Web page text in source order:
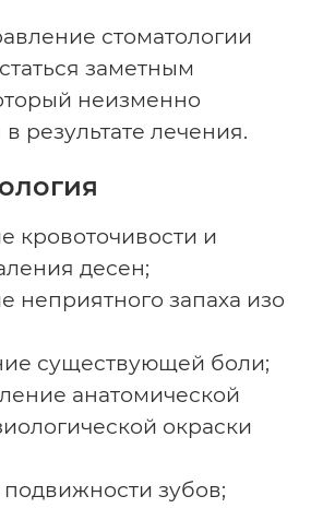
стоматологии
заметным
неизменно
результате лечения.
кровоточивости и
десен;
неприятного запаха изо
существующей боли;
анатомической
окраски
зубов;